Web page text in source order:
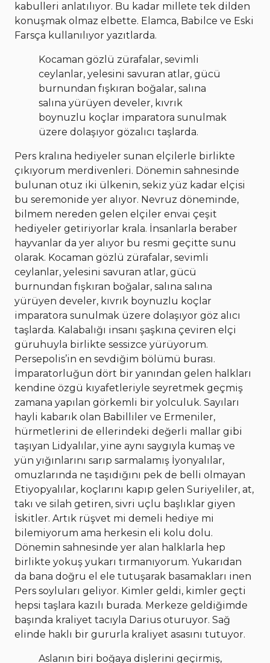
kabulleri anlatılıyor. Bu kadar millete tek dilden
konuşmak olmaz elbette. Elamca, Babilce ve Eski
Farsça kullanılıyor yazıtlarda.
Kocaman gözlü zürafalar, sevimli
ceylanlar, yelesini savuran atlar, gücü
burnundan fışkıran boğalar, salına
salına yürüyen develer, kıvrık
boynuzlu koçlar imparatora sunulmak
üzere dolaşıyor gözalıcı taşlarda.
Pers kralına hediyeler sunan elçilerle birlikte
çıkıyorum merdivenleri. Dönemin sahnesinde
bulunan otuz iki ülkenin, sekiz yüz kadar elçisi
bu seremonide yer alıyor. Nevruz döneminde,
bilmem nereden gelen elçiler envai çeşit
hediyeler getiriyorlar krala. İnsanlarla beraber
hayvanlar da yer alıyor bu resmi geçitte sunu
olarak. Kocaman gözlü zürafalar, sevimli
ceylanlar, yelesini savuran atlar, gücü
burnundan fışkıran boğalar, salına salına
yürüyen develer, kıvrık boynuzlu koçlar
imparatora sunulmak üzere dolaşıyor göz alıcı
taşlarda. Kalabalığı insanı şaşkına çeviren elçi
güruhuyla birlikte sessizce yürüyorum.
Persepolis’in en sevdiğim bölümü burası.
İmparatorluğun dört bir yanından gelen halkları
kendine özgü kıyafetleriyle seyretmek geçmiş
zamana yapılan görkemli bir yolculuk. Sayıları
hayli kabarık olan Babilliler ve Ermeniler,
hürmetlerini de ellerindeki değerli mallar gibi
taşıyan Lidyalılar, yine aynı saygıyla kumaş ve
yün yığınlarını sarıp sarmalamış İyonyalılar,
omuzlarında ne taşıdığını pek de belli olmayan
Etiyopyalılar, koçlarını kapıp gelen Suriyeliler, at,
takı ve silah getiren, sivri uçlu başlıklar giyen
İskitler. Artık rüşvet mi demeli hediye mi
bilemiyorum ama herkesin eli kolu dolu.
Dönemin sahnesinde yer alan halklarla hep
birlikte yokuş yukarı tırmanıyorum. Yukarıdan
da bana doğru el ele tutuşarak basamakları inen
Pers soyluları geliyor. Kimler geldi, kimler geçti
hepsi taşlara kazılı burada. Merkeze geldiğimde
başında kraliyet tacıyla Darius oturuyor. Sağ
elinde haklı bir gururla kraliyet asasını tutuyor.
Aslanın biri boğaya dişlerini geçirmiş,